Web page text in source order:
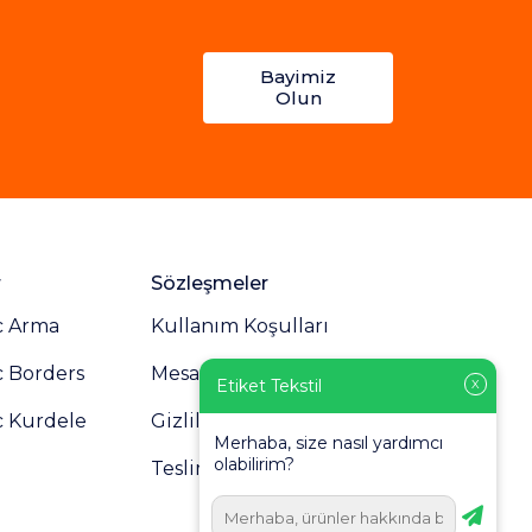
Bayimiz
Olun
Arma
Borders
Kurdele
Sözleşmeler
Kullanım Koşulları
Mesafeli Satış Sözleşmesi
Gizlilik Politikası
Teslimat ve İade
X
Etiket Tekstil
Merhaba, size nasıl yardımcı
olabilirim?